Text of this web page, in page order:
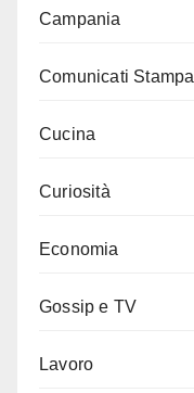
Campania
Comunicati Stampa
Cucina
Curiosità
Economia
Gossip e TV
Lavoro